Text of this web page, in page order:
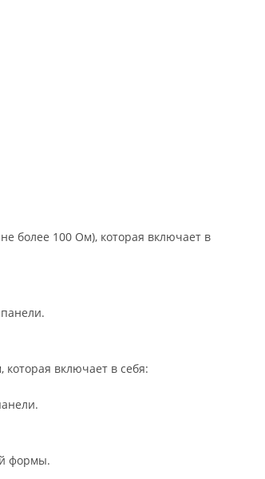
более 100 Ом), которая включает в
включает в себя:
формы.